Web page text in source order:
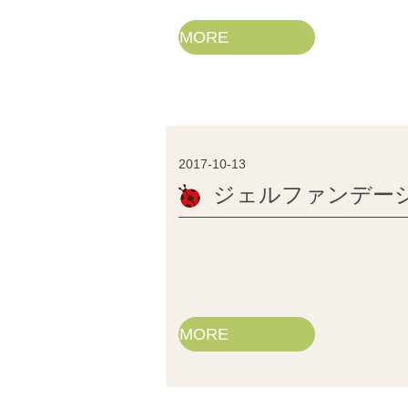
MORE
2017-10-13
ジェルファンデー
MORE